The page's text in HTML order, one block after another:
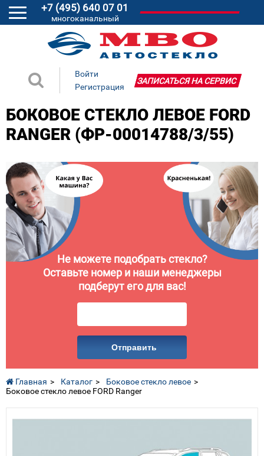
+7 (495) 640 07 01
многоканальный
Войти
Регистрация
ЗАПИСАТЬСЯ НА СЕРВИС
БОКОВОЕ СТЕКЛО ЛЕВОЕ FORD
RANGER (ФР-00014788/3/55)
Не можете подобрать стекло?
Оставьте номер и наши менеджеры
подберут его для вас!
Отправить
Главная Каталог
Боковое стекло левое
Боковое стекло левое FORD Ranger